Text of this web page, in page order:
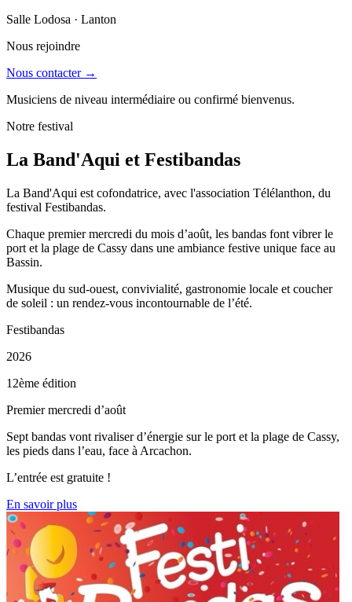
Salle Lodosa · Lanton
Nous rejoindre
Nous contacter →
Musiciens de niveau intermédiaire ou confirmé bienvenus.
Notre festival
La Band'Aqui et Festibandas
La Band'Aqui est cofondatrice, avec l'association Télélanthon, du
festival Festibandas.
Chaque premier mercredi du mois d’août, les bandas font vibrer le
port et la plage de Cassy dans une ambiance festive unique face au
Bassin.
Musique du sud-ouest, convivialité, gastronomie locale et coucher
de soleil : un rendez-vous incontournable de l’été.
Festibandas
2026
12ème édition
Premier mercredi d’août
Sept bandas vont rivaliser d’énergie sur le port et la plage de Cassy,
les pieds dans l’eau, face à Arcachon.
L’entrée est gratuite !
En savoir plus